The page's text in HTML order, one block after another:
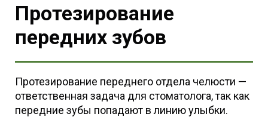
Протезирование
передних зубов
Протезирование переднего отдела челюсти —
ответственная задача для стоматолога, так как
передние зубы попадают в линию улыбки.